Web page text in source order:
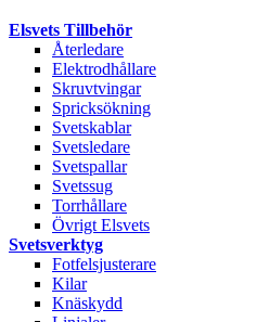
Elsvets Tillbehör
Återledare
Elektrodhållare
Skruvtvingar
Spricksökning
Svetskablar
Svetsledare
Svetspallar
Svetssug
Torrhållare
Övrigt Elsvets
Svetsverktyg
Fotfelsjusterare
Kilar
Knäskydd